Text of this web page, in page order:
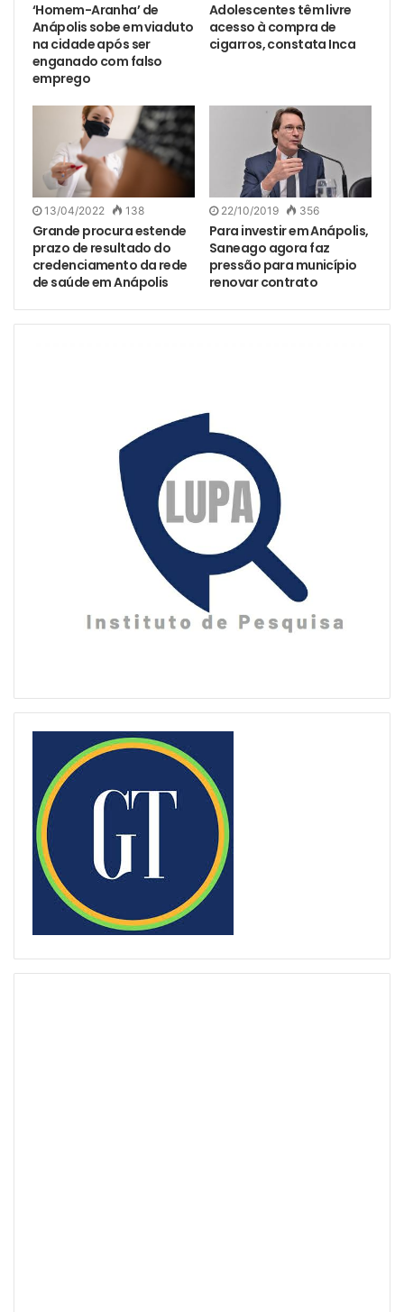
‘Homem-Aranha’ de
Anápolis sobe em viaduto
na cidade após ser
enganado com falso
emprego
Adolescentes têm livre
acesso à compra de
cigarros, constata Inca
13/04/2022 138
Grande procura estende
prazo de resultado do
credenciamento da rede
de saúde em Anápolis
22/10/2019 356
Para investir em Anápolis,
Saneago agora faz
pressão para município
renovar contrato